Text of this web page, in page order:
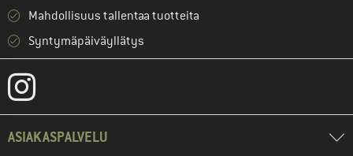
Mahdollisuus tallentaa tuotteita
Syntymäpäiväyllätys
ASIAKASPALVELU